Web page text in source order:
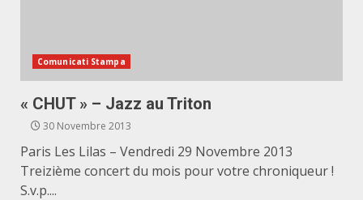
Comunicati Stampa
« CHUT » – Jazz au Triton
30 Novembre 2013
Paris Les Lilas – Vendredi 29 Novembre 2013
Treizième concert du mois pour votre chroniqueur !
S.v.p....